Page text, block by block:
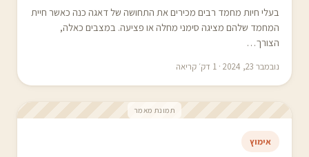
בעלי חיות מחמד רבים מכירים את התחושה של דאגה כנה כאשר חיית
המחמד שלהם מציגה סימני מחלה או פציעה. במצבים כאלה,
הצורך…
נובמבר 23, 2024 · 1 דק׳ קריאה
תמונת מאמר
אימוץ